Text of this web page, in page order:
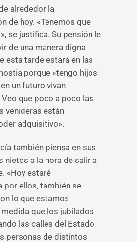
alrededor la
de hoy. «Tenemos que
se justifica. Su pensión le
de una manera digna
esta tarde estará en las
porque «tengo hijos
un futuro vivan
que poco a poco las
venideras están
adquisitivo».
también piensa en sus
nietos a la hora de salir a
«Hoy estaré
por ellos, también se
lo que estamos
medida que los jubilados
las calles del Estado
personas de distintos